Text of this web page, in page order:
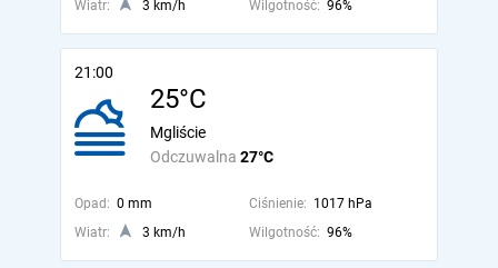
Wiatr: 3 km/h Wilgotność: 96%
21:00
25°C
Odczuwalna 27°C
Mgliście
Opad: 0 mm Ciśnienie: 1017 hPa
Wiatr:
3 km/h Wilgotność: 96%